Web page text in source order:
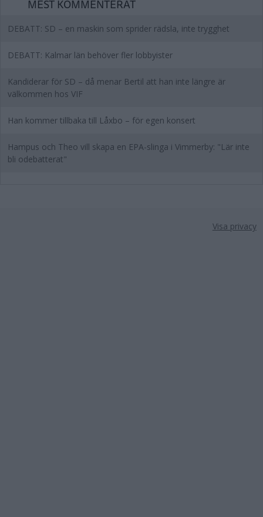
MEST KOMMENTERAT
DEBATT: SD – en maskin som sprider rädsla, inte trygghet
DEBATT: Kalmar län behöver fler lobbyister
Kandiderar för SD – då menar Bertil att han inte längre är
välkommen hos VIF
Han kommer tillbaka till Låxbo – för egen konsert
Hampus och Theo vill skapa en EPA-slinga i Vimmerby: "Lär inte
bli odebatterat"
Visa privacy